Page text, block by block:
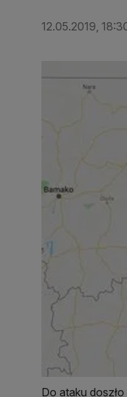
12.05.2019,
Do ataku